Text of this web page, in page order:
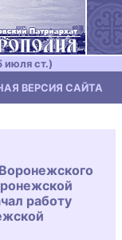
июля ст.)
ВЕРСИЯ САЙТА
работу